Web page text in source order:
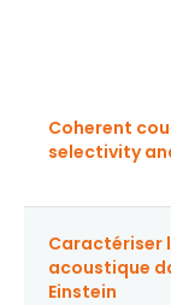
Coherent
selectivity
Caractériser
acoustique
Einstein